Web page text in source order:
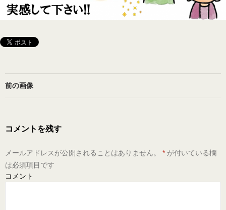
前の画像
コメントを残す
メールアドレスが公開されることはありません。 * が付いている欄
は必須項目です
コメント